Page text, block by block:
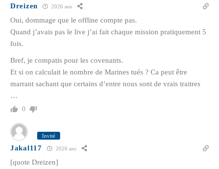
Dreizen 2026 ans
Oui, dommage que le offline compte pas.
Quand j’avais pas le live j’ai fait chaque mission pratiquement 5
fois.
Bref, je compatis pour les covenants.
Et si on calculait le nombre de Marines tués ? Ca peut être
marrant sachant que certains d’entre nous sont de vrais traitres
…
0
Invité
Jakal117 2026 ans
[quote Dreizen]